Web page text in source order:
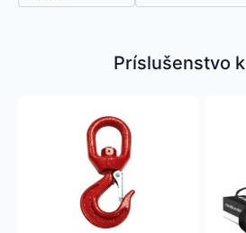
Príslušenstvo
variantov.